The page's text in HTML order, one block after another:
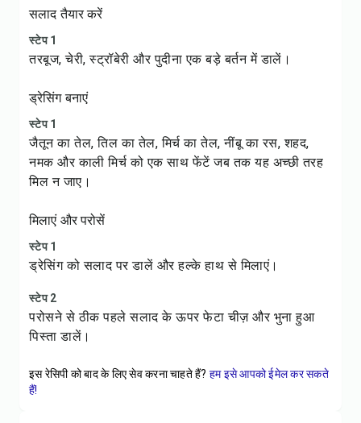
सलाद तैयार करें
स्टेप 1
तरबूज, चेरी, स्ट्रॉबेरी और पुदीना एक बड़े बर्तन में डालें।
ड्रेसिंग बनाएं
स्टेप 1
जैतून का तेल, तिल का तेल, मिर्च का तेल, नींबू का रस, शहद,
नमक और काली मिर्च को एक साथ फेंटें जब तक यह अच्छी तरह
मिल न जाए।
मिलाएं और परोसें
स्टेप 1
ड्रेसिंग को सलाद पर डालें और हल्के हाथ से मिलाएं।
स्टेप 2
परोसने से ठीक पहले सलाद के ऊपर फेटा चीज़ और भुना हुआ
पिस्ता डालें।
इस रेसिपी को बाद के लिए सेव करना चाहते हैं? हम इसे आपको ईमेल कर सकते
हैं!